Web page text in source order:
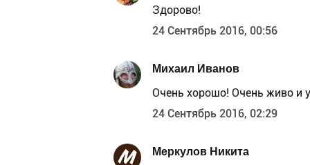
Здорово!
24 Сентябрь 2016, 00:56
Михаил Иванов
Очень хорошо! Очень живо и
24 Сентябрь 2016, 02:29
Меркулов Никита